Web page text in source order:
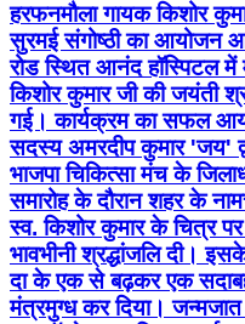
हरफनमौला गायक किशोर
सुरमई संगोष्ठी का आयोजन
रोड स्थित आनंद हॉस्पिटल में
किशोर कुमार जी की जयंती
गई। कार्यक्रम का सफल
सदस्य अमरदीप कुमार 'जय'
भाजपा चिकित्सा मंच के
समारोह के दौरान शहर के
स्व. किशोर कुमार के चित्र पर
भावभीनी श्रद्धांजलि दी।
दा के एक से बढ़कर एक
मंत्रमुग्ध कर दिया।